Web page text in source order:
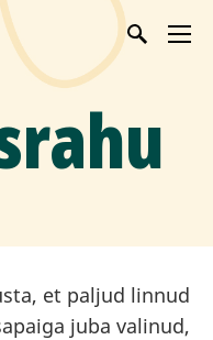
et paljud linnud
juba valinud,